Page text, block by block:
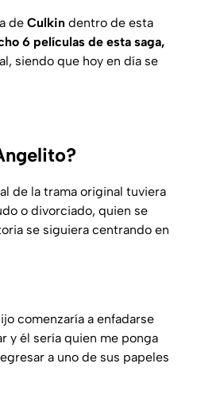
de Culkin dentro de esta
6 películas de esta saga,
siendo que hoy en día se
de la trama original tuviera
o divorciado, quien se
se siguiera centrando en
comenzaría a enfadarse
y él sería quien me ponga
a uno de sus papeles